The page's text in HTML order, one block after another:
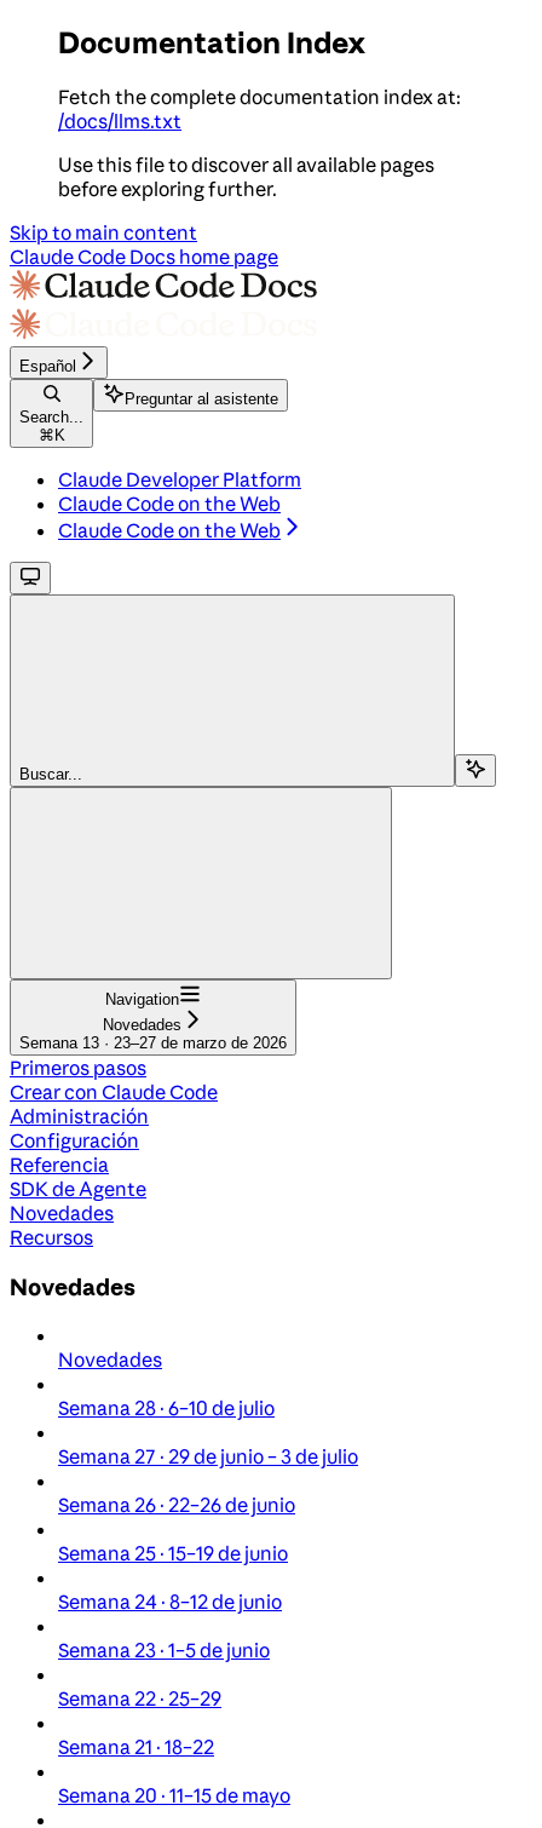
Documentation Index
Fetch the complete documentation index at:
/docs/llms.txt
Use this file to discover all available pages
before exploring further.
Skip to main content
Claude Code Docs home page
Español
Search...
⌘ K
Preguntar al asistente
Claude Developer Platform
Claude Code on the Web
Claude Code on the Web
Buscar...
Navigation
Novedades
Semana 13 · 23–27 de marzo de 2026
Primeros pasos
Crear con Claude Code
Administración
Configuración
Referencia
SDK de Agente
Novedades
Recursos
Novedades
Novedades
Semana 28 · 6–10 de julio
Semana 27 · 29 de junio – 3 de julio
Semana 26 · 22–26 de junio
Semana 25 · 15–19 de junio
Semana 24 · 8–12 de junio
Semana 23 · 1–5 de junio
Semana 22 · 25–29
Semana 21 · 18–22
Semana 20 · 11–15 de mayo